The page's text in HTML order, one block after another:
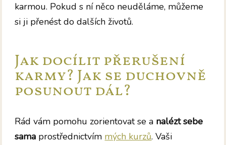
karmou. Pokud s ní něco neuděláme, můžeme
si ji přenést do dalších životů.
Jak docílit přerušení
karmy? Jak se duchovně
posunout dál?
Rád vám pomohu zorientovat se a nalézt sebe
sama prostřednictvím mých kurzů. Vaši